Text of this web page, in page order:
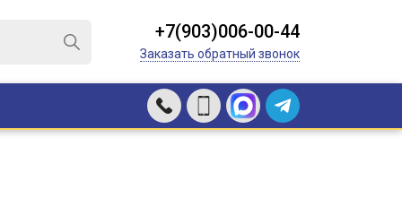
+7(903)006-00-44
Заказать обратный звонок